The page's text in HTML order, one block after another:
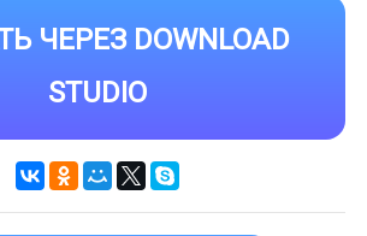
ЧЕРЕЗ DOWNLOAD
STUDIO